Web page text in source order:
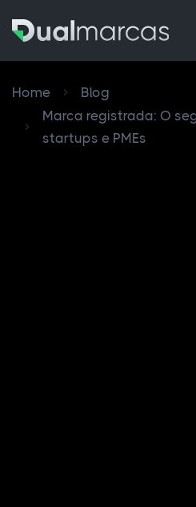
Home
Blog
Marca registrada: O
startups e PMEs